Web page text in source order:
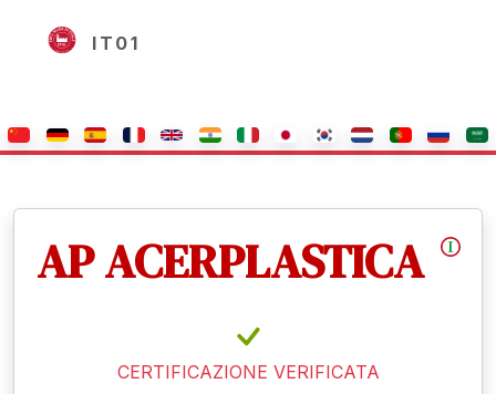
IT01
AP ACERPLASTICA
CERTIFICAZIONE VERIFICATA